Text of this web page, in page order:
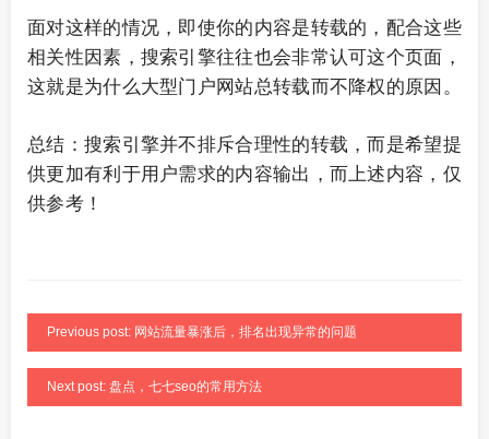
面对这样的情况，即使你的内容是转载的，配合这些
相关性因素，搜索引擎往往也会非常认可这个页面，
这就是为什么大型门户网站总转载而不降权的原因。
总结：搜索引擎并不排斥合理性的转载，而是希望提
供更加有利于用户需求的内容输出，而上述内容，仅
供参考！
Previous post: 网站流量暴涨后，排名出现异常的问题
Next post: 盘点，七七seo的常用方法